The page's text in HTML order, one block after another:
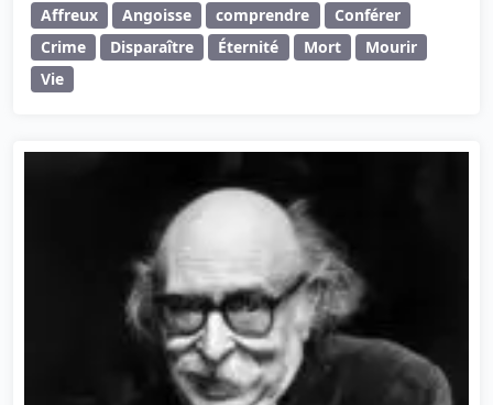
Affreux Angoisse comprendre
Conférer
Crime
Disparaître Éternité Mort
Mourir
Vie